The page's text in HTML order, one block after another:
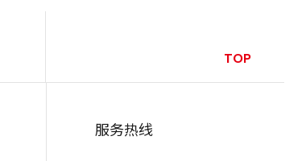
TOP
服务热线